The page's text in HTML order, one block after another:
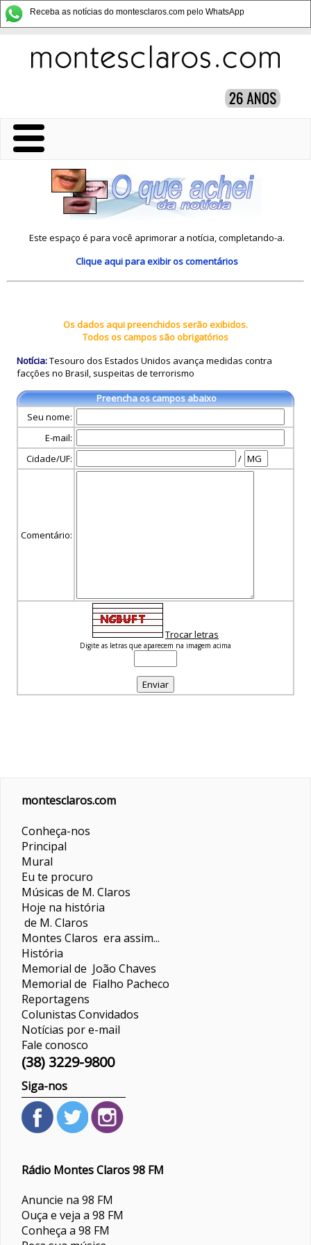
Receba as notícias do montesclaros.com pelo WhatsApp
Este espaço é para você aprimorar a notícia, completando-a.
Clique aquipara exibir os comentários
Os dados aqui preenchidos serão exibidos.
Todos os campos são obrigatórios
Notícia:Tesouro dos Estados Unidos avança medidas contra
facções no Brasil, suspeitas de terrorismo
Preencha os campos abaixo
Seu nome:
E-mail:
Cidade/UF:
/
Comentário:
Trocar letras
Digite as letras que aparecem na imagem acima
montesclaros.com
Conheça-nos
Principal
Mural
Eu te procuro
Músicas de M. Claros
Hoje na história
de M. Claros
Montes Claros era assim...
História
Memorial de João Chaves
Memorial de Fialho Pacheco
Reportagens
ColunistasConvidados
Notícias por e-mail
Fale conosco
(38) 3229-9800
Siga-nos
Rádio Montes Claros 98 FM
Anuncie na 98 FM
Ouça e veja a 98 FM
Conheça a 98 FM